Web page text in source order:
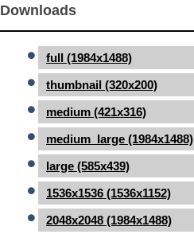
Downloads
full (1984x1488)
thumbnail (320x200)
medium (421x316)
medium_large (1984x1488)
large (585x439)
1536x1536 (1536x1152)
2048x2048 (1984x1488)